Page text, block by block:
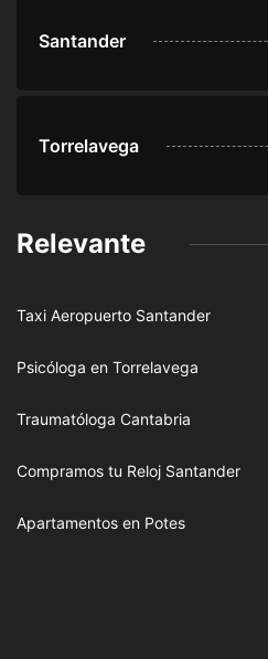
Santander
Torrelavega
Relevante
Taxi Aeropuerto Santander
Psicóloga en Torrelavega
Traumatóloga Cantabria
Compramos tu Reloj Santander
Apartamentos en Potes